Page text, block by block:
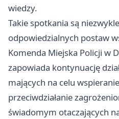
wiedzy.
Takie spotkania są
odpowiedzialnych postaw
Komenda Miejska Policji w
zapowiada kontynuację
mających na celu
przeciwdziałanie
świadomym otaczających